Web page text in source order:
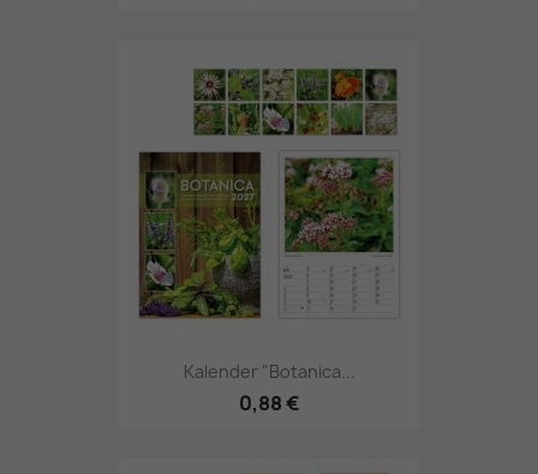
Kalender "Botanica...
0,88 €